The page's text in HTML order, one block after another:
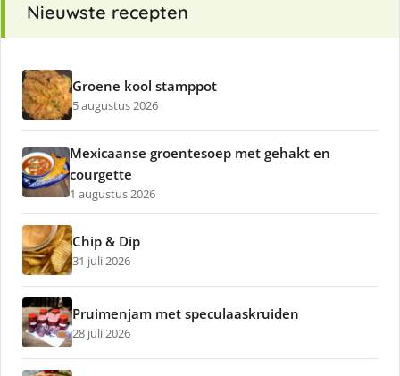
Nieuwste recepten
Groene kool stamppot
5 augustus 2026
Mexicaanse groentesoep met gehakt en
courgette
1 augustus 2026
Chip & Dip
31 juli 2026
Pruimenjam met speculaaskruiden
28 juli 2026